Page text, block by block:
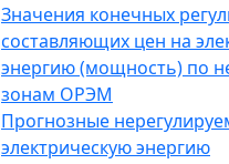
Значения конечных
составляющих цен на
энергию (мощность) по
зонам ОРЭМ
Прогнозные
электрическую энергию